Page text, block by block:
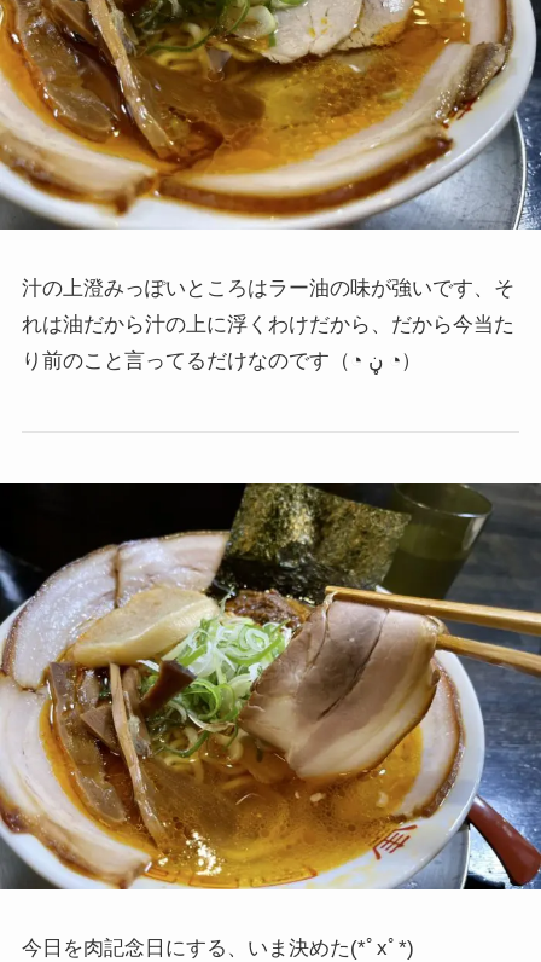
汁の上澄みっぽいところはラー油の味が強いです、そ
れは油だから汁の上に浮くわけだから、だから今当た
り前のこと言ってるだけなのです（
◔ ڼ ◔）
今日を肉記念日にする、いま決めた(*ﾟxﾟ*)